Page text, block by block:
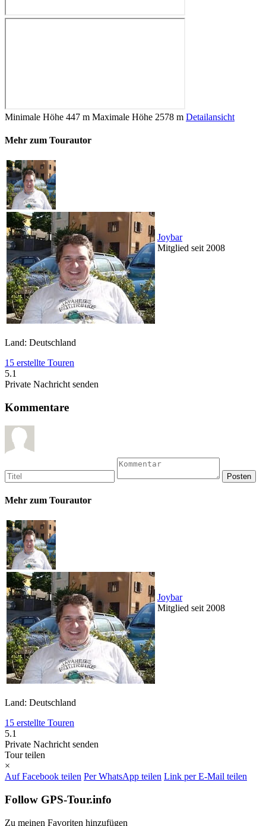
Minimale Höhe 447 m Maximale Höhe 2578 m Detailansicht
Mehr zum Tourautor
Joybar
Mitglied seit 2008
Land: Deutschland
15 erstellte Touren
5.1
Private Nachricht senden
Kommentare
Mehr zum Tourautor
Joybar
Mitglied seit 2008
Land: Deutschland
15 erstellte Touren
5.1
Private Nachricht senden
Tour teilen
×
Auf Facebook teilen Per WhatsApp teilen Link per E-Mail teilen
Follow GPS-Tour.info
Zu meinen Favoriten hinzufügen